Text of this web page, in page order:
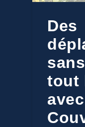
Des
tout